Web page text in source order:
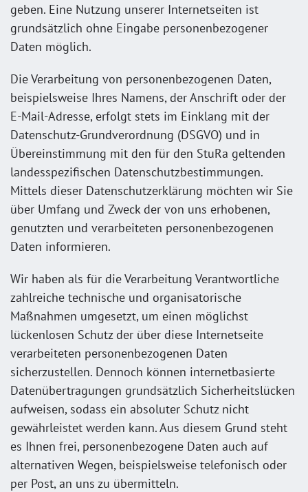
geben. Eine Nutzung unserer Internetseiten ist
grundsätzlich ohne Eingabe personenbezogener
Daten möglich.
Die Verarbeitung von personenbezogenen Daten,
beispielsweise Ihres Namens, der Anschrift oder der
E-Mail-Adresse, erfolgt stets im Einklang mit der
Datenschutz-Grundverordnung (DSGVO) und in
Übereinstimmung mit den für den StuRa geltenden
landesspezifischen Datenschutzbestimmungen.
Mittels dieser Datenschutzerklärung möchten wir Sie
über Umfang und Zweck der von uns erhobenen,
genutzten und verarbeiteten personenbezogenen
Daten informieren.
Wir haben als für die Verarbeitung Verantwortliche
zahlreiche technische und organisatorische
Maßnahmen umgesetzt, um einen möglichst
lückenlosen Schutz der über diese Internetseite
verarbeiteten personenbezogenen Daten
sicherzustellen. Dennoch können internetbasierte
Datenübertragungen grundsätzlich Sicherheitslücken
aufweisen, sodass ein absoluter Schutz nicht
gewährleistet werden kann. Aus diesem Grund steht
es Ihnen frei, personenbezogene Daten auch auf
alternativen Wegen, beispielsweise telefonisch oder
per Post, an uns zu übermitteln.